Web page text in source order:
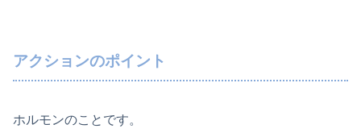
アクションのポイント
ホルモンのことです。